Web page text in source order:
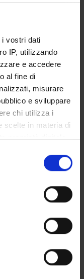
i vostri dati
IP, utilizzando
e accedere
al fine di
misurare
e sviluppare
chi utilizza i
scelte in materia di
proprietà digitale
in qualsiasi
o facendo clic
posizione
di qualche